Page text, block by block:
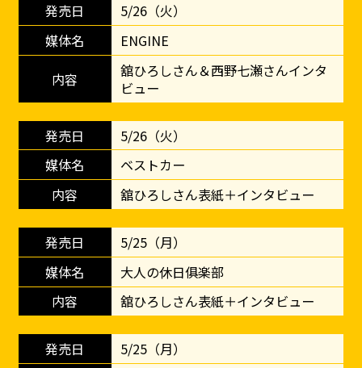
5/26（火）
ENGINE
舘ひろしさん＆西野七瀬さんインタ
ビュー
5/26（火）
ベストカー
舘ひろしさん表紙＋インタビュー
5/25（月）
大人の休日俱楽部
舘ひろしさん表紙＋インタビュー
5/25（月）